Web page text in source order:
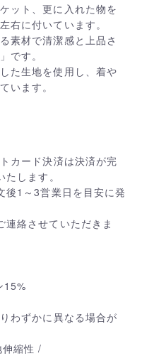
ット、更に入れた物を
右に付いています。
素材で清潔感と上品さ
です。
た生地を使用し、着や
います。
カード決済は決済が完
します。
後1～3営業日を目安に発
絡させていただきま
15%
わずかに異なる場合が
縮性 /